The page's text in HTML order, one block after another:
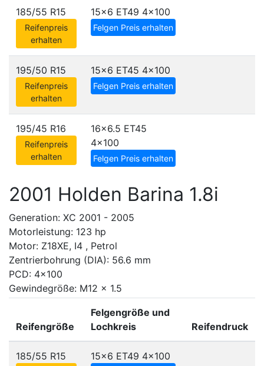
185/55 R15
Reifenpreis
erhalten
15x6 ET49 4x100
Felgen Preis erhalten
195/50 R15
Reifenpreis
erhalten
15x6 ET45 4x100
Felgen Preis erhalten
195/45 R16
Reifenpreis
erhalten
16x6.5 ET45
4x100
Felgen Preis erhalten
2001 Holden Barina 1.8i
Generation: XC 2001 - 2005
Motorleistung: 123 hp
Motor: Z18XE, I4 , Petrol
Zentrierbohrung (DIA): 56.6 mm
PCD: 4x100
Gewindegröße: M12 x 1.5
Reifengröße
Felgengröße und
Lochkreis
Reifendruck
185/55 R15 15x6 ET49 4x100